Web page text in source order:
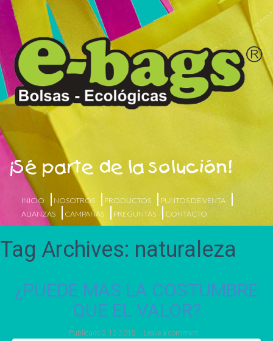
¡Sé parte de la solución!
INICIO NOSOTROS PRODUCTOS
PUNTOS DE VENTA
ALIANZAS
CAMPAÑAS PREGUNTAS CONTACTO
Tag Archives: naturaleza
¿PUEDE MAS LA COSTUMBRE
QUE EL VALOR?
Publicado 2 12 2015 Leave a comment